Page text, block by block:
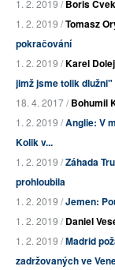
1. 2. 2019 /Boris Cvek
1. 2. 2019 /Tomasz
pokračování
1. 2. 2019 /Karel
jimž jsme tolik dlužni"
18. 4. 2017 /Bohumil
1. 2. 2019 /Anglie: V
Kolik v...
1. 2. 2019 /Záhada
prohloubila
1. 2. 2019 /Jemen:
1. 2. 2019 /Daniel
1. 2. 2019 /Madrid
zadržovaných ve